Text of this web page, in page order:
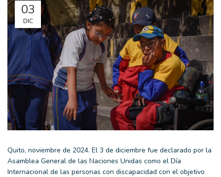
03
DIC
Quito, noviembre de 2024. El 3 de diciembre fue declarado por la
Asamblea General de las Naciones Unidas como el Día
Internacional de las personas con discapacidad con el objetivo